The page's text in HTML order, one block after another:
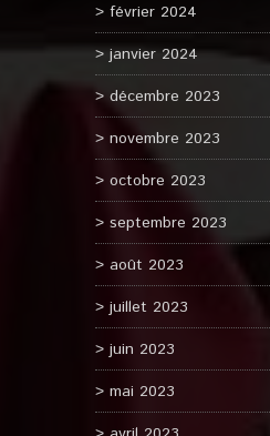
février 2024
janvier 2024
décembre 2023
novembre 2023
octobre 2023
septembre 2023
août 2023
juillet 2023
juin 2023
mai 2023